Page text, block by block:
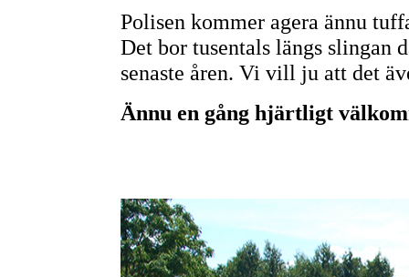
Polisen kommer agera ännu
Det bor tusentals längs slingan
senaste åren. Vi vill ju att det
Ännu en gång hjärtligt